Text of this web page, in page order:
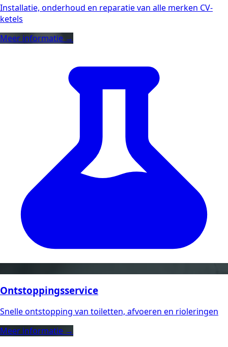
Installatie, onderhoud en reparatie van alle merken CV-
ketels
Meer informatie →
Ontstoppingsservice
Snelle ontstopping van toiletten, afvoeren en rioleringen
Meer informatie →